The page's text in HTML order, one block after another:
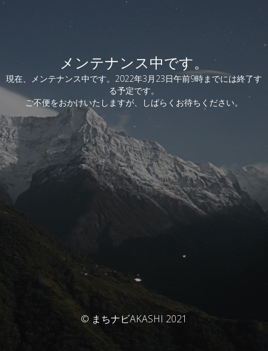
メンテナンス中です。
現在、メンテナンス中です。2022年3月23日午前9時までには終了す
る予定です。
ご不便をおかけいたしますが、しばらくお待ちください。
© まちナビAKASHI 2021